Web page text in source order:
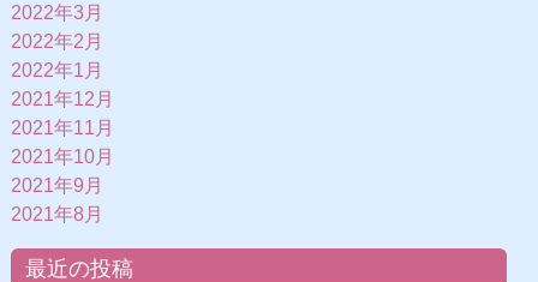
2022年3月
2022年2月
2022年1月
2021年12月
2021年11月
2021年10月
2021年9月
2021年8月
最近の投稿